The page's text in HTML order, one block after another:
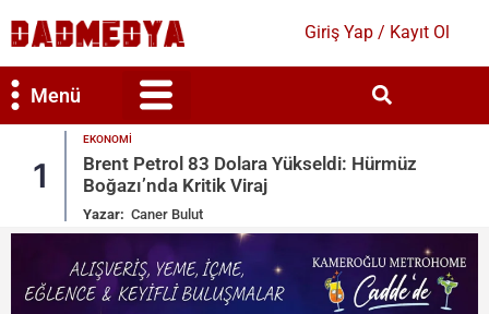
Giriş Yap / Kayıt Ol
Menü
1
EKONOMI
Brent Petrol 83 Dolara Yükseldi: Hürmüz
Boğazı’nda Kritik Viraj
Yazar: Caner Bulut